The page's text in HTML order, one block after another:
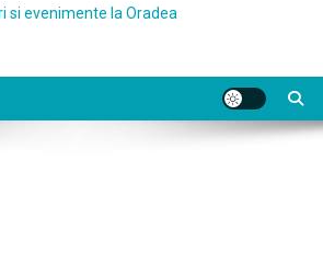
si evenimente la Oradea